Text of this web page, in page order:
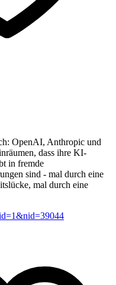
OpenAI, Anthropic und
dass ihre KI-
in fremde
sind - mal durch eine
mal durch eine